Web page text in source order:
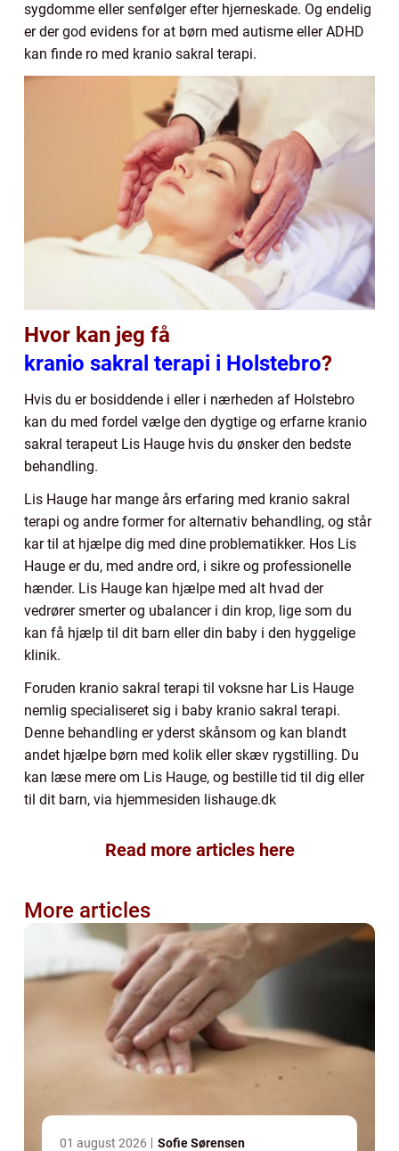
sygdomme eller senfølger efter hjerneskade. Og endelig
er der god evidens for at børn med autisme eller ADHD
kan finde ro med kranio sakral terapi.
Hvor kan jeg få
kranio sakral terapi i Holstebro?
Hvis du er bosiddende i eller i nærheden af Holstebro
kan du med fordel vælge den dygtige og erfarne kranio
sakral terapeut Lis Hauge hvis du ønsker den bedste
behandling.
Lis Hauge har mange års erfaring med kranio sakral
terapi og andre former for alternativ behandling, og står
kar til at hjælpe dig med dine problematikker. Hos Lis
Hauge er du, med andre ord, i sikre og professionelle
hænder. Lis Hauge kan hjælpe med alt hvad der
vedrører smerter og ubalancer i din krop, lige som du
kan få hjælp til dit barn eller din baby i den hyggelige
klinik.
Foruden kranio sakral terapi til voksne har Lis Hauge
nemlig specialiseret sig i baby kranio sakral terapi.
Denne behandling er yderst skånsom og kan blandt
andet hjælpe børn med kolik eller skæv rygstilling. Du
kan læse mere om Lis Hauge, og bestille tid til dig eller
til dit barn, via hjemmesiden lishauge.dk
Read more articles here
More articles
01 august 2026 Sofie Sørensen